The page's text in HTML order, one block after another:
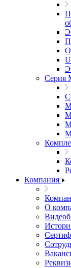
Компания
О